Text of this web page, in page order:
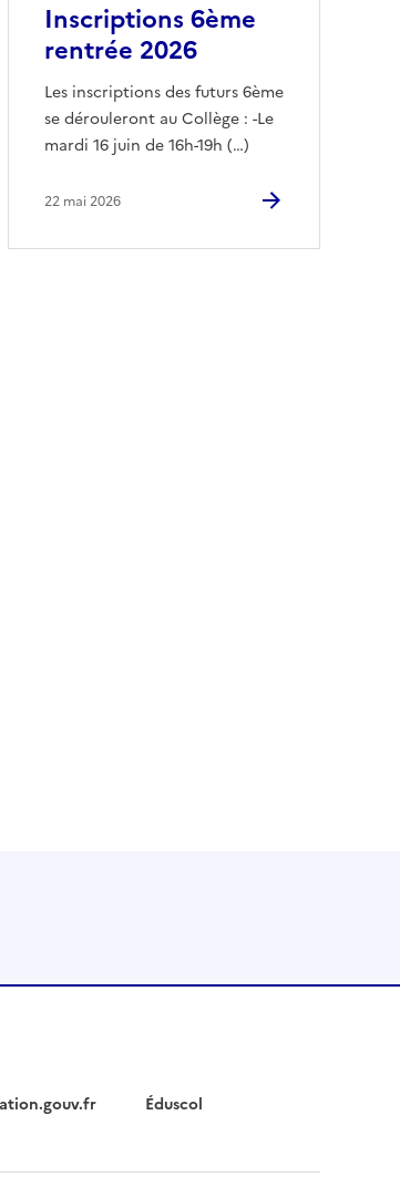
Inscriptions 6ème
rentrée 2026
Les inscriptions des futurs 6ème
se dérouleront au Collège : -Le
mardi 16 juin de 16h-19h (…)
22 mai 2026
Éduscol